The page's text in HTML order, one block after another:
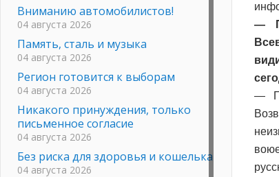
—
—
Вниманию автомобилистов!
04 августа 2026
Память, сталь и музыка
04 августа 2026
Регион готовится к выборам
04 августа 2026
Никакого принуждения, только
письменное согласие
04 августа 2026
Без риска для здоровья и кошелька
04 августа 2026